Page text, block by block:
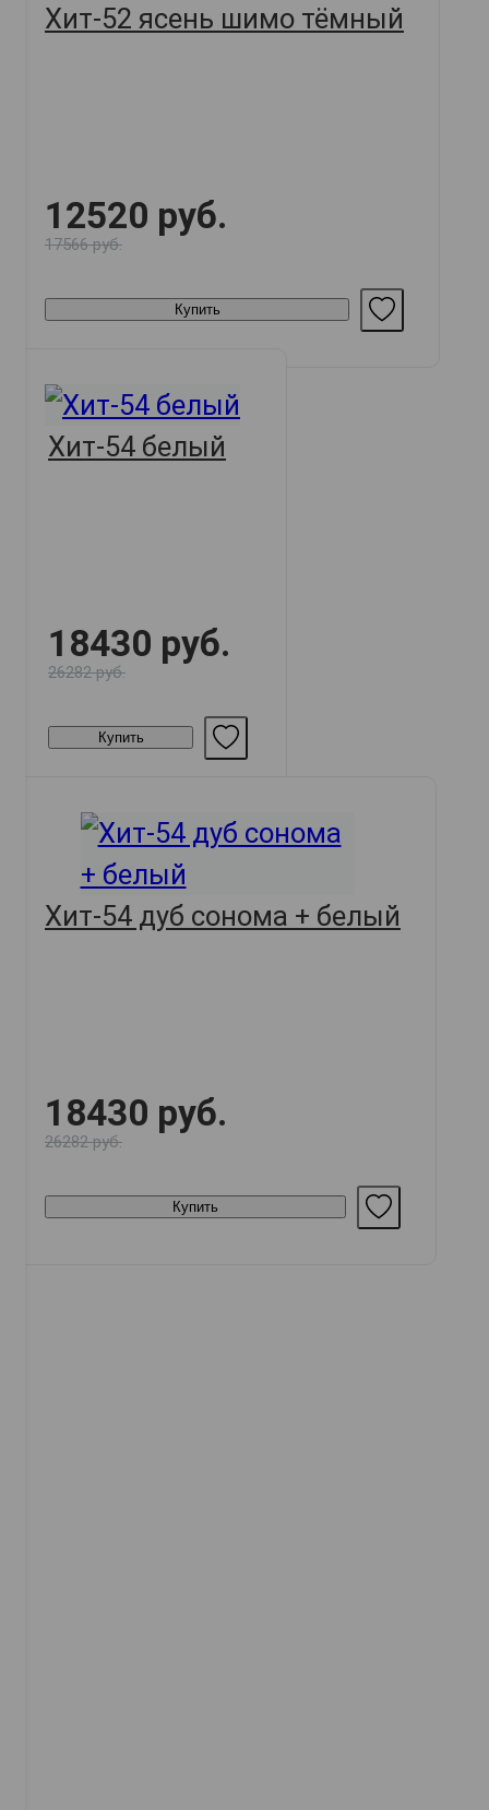
Хит-52 ясень шимо тёмный
12520 руб.
17566 руб.
Купить
Хит-54 белый
18430 руб.
26282 руб.
Купить
Хит-54 дуб сонома + белый
18430 руб.
26282 руб.
Купить